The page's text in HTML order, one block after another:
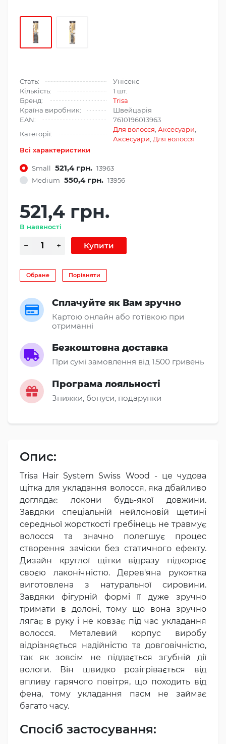
Стать:
Унісекс
Кількість:
1 шт.
Бренд:
Trisa
Країна виробник:
Швейцарія
EAN:
7610196013963
Категорії:
Для волосся Аксесуари
Аксесуари Для волосся
Всі характеристики
Small 521,4 грн. 13963
Medium 550,4 грн. 13956
521,4 грн.
В наявності
Обране Порівняти
Сплачуйте як Вам зручно
Картою онлайн або готівкою при
отриманні
Безкоштовна доставка
При сумі замовлення від 1.500 гривень
Програма лояльності
Знижки, бонуси, подарунки
Опис:
Trisa Hair System Swiss Wood - це чудова
щітка для укладання волосся, яка дбайливо
доглядає локони будь-якої довжини.
Завдяки спеціальній нейлоновій щетині
середньої жорсткості гребінець не травмує
волосся та значно полегшує процес
створення зачіски без статичного ефекту.
Дизайн круглої щітки відразу підкорює
своєю лаконічністю. Дерев'яна рукоятка
виготовлена з натуральної сировини.
Завдяки фігурній формі її дуже зручно
тримати в долоні, тому що вона зручно
лягає в руку і не ковзає під час укладання
волосся. Металевий корпус виробу
відрізняється надійністю та довговічністю,
так як зовсім не піддається згубній дії
вологи. Він швидко розігрівається від
впливу гарячого повітря, що походить від
фена, тому укладання пасм не займає
багато часу.
Спосіб застосування: